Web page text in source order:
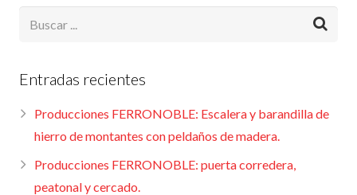
Entradas recientes
Producciones FERRONOBLE: Escalera y barandilla de
hierro de montantes con peldaños de madera.
Producciones FERRONOBLE: puerta corredera,
peatonal y cercado.